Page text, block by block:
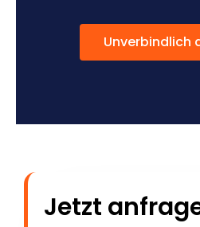
Unverbindlich
Jetzt